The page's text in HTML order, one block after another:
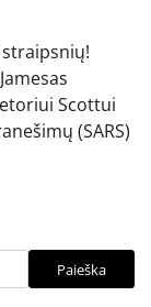
straipsnių!
Scottui
(SARS)
Paieška